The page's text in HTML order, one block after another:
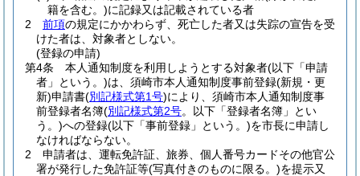
籍を含む。)に記録又は記載されている者
2
前項の規定にかかわらず、死亡した者又は失踪の宣告を受
けた者は、対象者としない。
(登録の申請)
第4条
本人通知制度を利用しようとする対象者(以下「申請
者」という。)は、須崎市本人通知制度事前登録(新規・更
新)申請書(別記様式第1号)により、須崎市本人通知制度事
前登録者名簿(別記様式第2号。以下「登録者名簿」とい
う。)への登録(以下「事前登録」という。)を市長に申請し
なければならない。
2
申請者は、運転免許証、旅券、個人番号カードその他官公
署が発行した免許証等(写真付きのものに限る。)を提示又